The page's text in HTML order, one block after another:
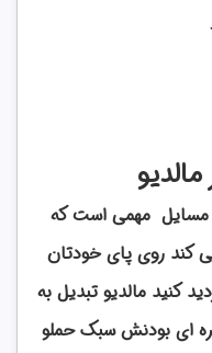
مسایل مهمی است که
کند روی پای خودتان
کنید مالدیو تبدیل به
ای بودنش سبک حملو